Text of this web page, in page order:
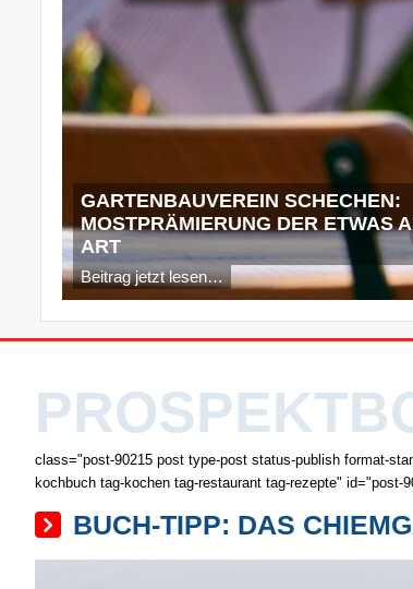
GARTENBAUVEREIN SCHECHEN:
MOSTPRÄMIERUNG DER ETWAS
ART
Beitrag jetzt lesen…
class="post-90215 post type-post status-publish format-
kochbuch tag-kochen tag-restaurant tag-rezepte" id="post-
BUCH-TIPP: DAS